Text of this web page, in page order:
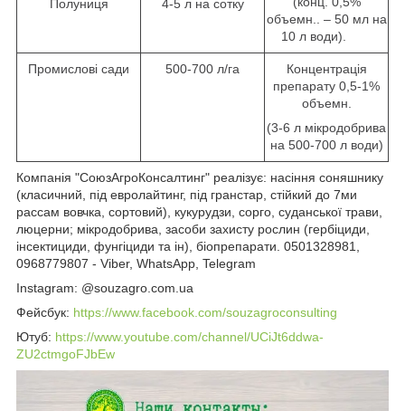
объемн.. – 50 мл на
10 л води).
Полуниця 4-5 л на сотку
Промислові сади 500-700 л/га
Концентрація
препарату 0,5-1%
объемн.
(3-6 л мікродобрива
на 500-700 л води)
Компанія "СоюзАгроКонсалтинг" реалізує: насіння соняшнику
(класичний, під евролайтинг, під гранстар, стійкий до 7ми
рассам вовчка, сортовий), кукурудзи, сорго, суданської трави,
люцерни; мікродобрива, засоби захисту рослин (гербіциди,
інсектициди, фунгіциди та ін), біопрепарати. 0501328981,
0968779807 - Viber, WhatsApp, Telegram
Instagram: @souzagro.com.ua
Фейсбук: https://www.facebook.com/souzagroconsulting
Ютуб: https://www.youtube.com/channel/UCiJt6ddwa-
ZU2ctmgoFJbEw